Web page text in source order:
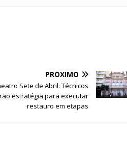
PRÓXIMO
Sete de Abril: Técnicos
estratégia para executar
restauro em etapas